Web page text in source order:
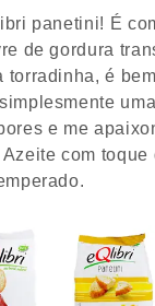
panetini! É
de gordura
torradinha, é
e me
com toque